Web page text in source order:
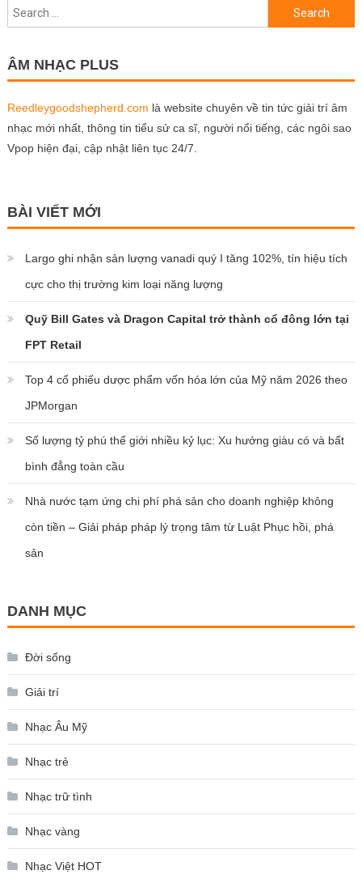
Search
for:
ÂM NHẠC PLUS
Reedleygoodshepherd.com là website chuyên về tin tức giải trí âm
nhạc mới nhất, thông tin tiểu sử ca sĩ, người nổi tiếng, các ngôi sao
Vpop hiện đại, cập nhật liên tục 24/7.
BÀI VIẾT MỚI
Largo ghi nhận sản lượng vanadi quý I tăng 102%, tín hiệu tích
cực cho thị trường kim loại năng lượng
Quỹ Bill Gates và Dragon Capital trở thành cổ đông lớn tại
FPT Retail
Top 4 cổ phiếu dược phẩm vốn hóa lớn của Mỹ năm 2026 theo
JPMorgan
Số lượng tỷ phú thế giới nhiều kỷ lục: Xu hướng giàu có và bất
bình đẳng toàn cầu
Nhà nước tạm ứng chi phí phá sản cho doanh nghiệp không
còn tiền – Giải pháp pháp lý trọng tâm từ Luật Phục hồi, phá
sản
DANH MỤC
Đời sống
Giải trí
Nhạc Âu Mỹ
Nhạc trẻ
Nhạc trữ tình
Nhạc vàng
Nhạc Việt HOT